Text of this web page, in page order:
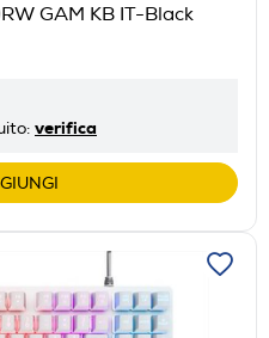
GAM KB IT-Black
verifica